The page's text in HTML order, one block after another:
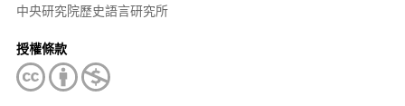
中央研究院歷史語言研究所
授權條款